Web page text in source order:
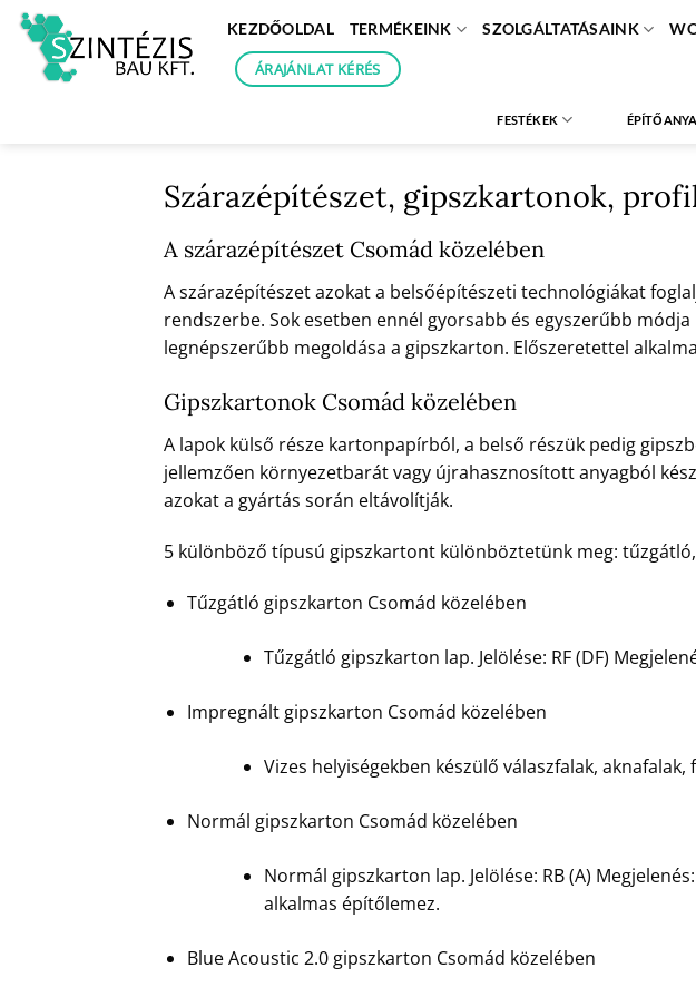
Skip
content
KEZDŐOLDAL TERMÉKEINK SZOLGÁLTATÁSAINK
ÁRAJÁNLAT KÉRÉS
FESTÉKEK
Szárazépítészet, gipszkartonok,
A szárazépítészet Csomád közelében
A szárazépítészet azokat a belsőépítészeti technológiákat
rendszerbe. Sok esetben ennél gyorsabb és egyszerűbb
legnépszerűbb megoldása a gipszkarton. Előszeretettel
Gipszkartonok Csomád közelében
A lapok külső része kartonpapírból, a belső részük pedig
jellemzően környezetbarát vagy újrahasznosított anyagból
azokat a gyártás során eltávolítják.
5 különböző típusú gipszkartont különböztetünk meg:
Tűzgátló gipszkarton Csomád közelében
Tűzgátló gipszkarton lap. Jelölése: RF (DF)
Impregnált gipszkarton Csomád közelében
Vizes helyiségekben készülő válaszfalak,
Normál gipszkarton Csomád közelében
Normál gipszkarton lap. Jelölése: RB (A)
alkalmas építőlemez.
Blue Acoustic 2.0 gipszkarton Csomád közelében